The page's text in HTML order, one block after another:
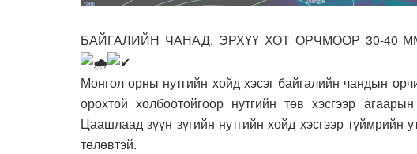
БАЙГАЛИЙН ЧАНАД, ЭРХҮҮ ХОТ ОРЧМООР 30-40
Монгол орны нутгийн хойд хэсэг байгалийн чандын
орохтой холбоотойгоор нутгийн төв хэсгээр
Цаашлаад зүүн зүгийн нутгийн хойд хэсгээр
төлөвтэй.